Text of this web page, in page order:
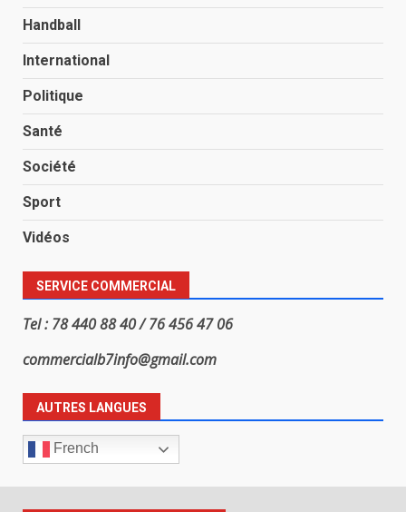
Handball
International
Politique
Santé
Société
Sport
Vidéos
SERVICE COMMERCIAL
Tel : 78 440 88 40 / 76 456 47 06
commercialb7info@gmail.com
AUTRES LANGUES
French